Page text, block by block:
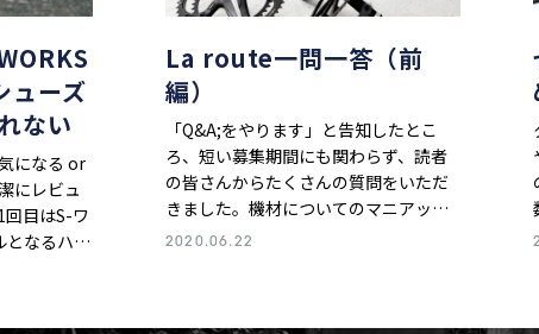
ューズ
ない
になる or
にレビュ
目はS-ワ
となるハイ
イズド・
La route一問一答（前
編）
「Q&A;をやります」と告知したとこ
ろ、短い募集期間にも関わらず、読者
の皆さんからたくさんの質問をいただ
きました。機材についてのマニアック
な質問から、メディアのありかたにつ
2020.06.22